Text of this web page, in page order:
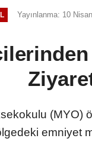
Yayınlanma: 10
(MYO)
emniyet